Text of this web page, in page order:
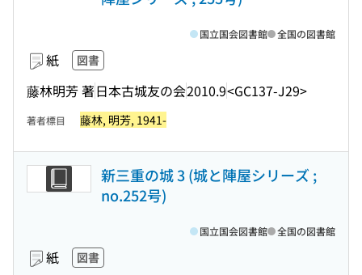
紙 図書
藤林明芳 著日本古城友の会2010.9<GC137-J29>
国立国会図書館 全国の図書館
著者標目 藤林, 明芳, 1941-
新三重の城 3 (城と陣屋シリーズ ;
no.252号)
紙 図書
国立国会図書館 全国の図書館